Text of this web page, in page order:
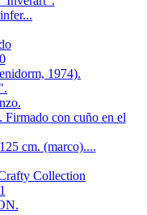
1974).
con cuño en el
cm. (marco)....
Collection